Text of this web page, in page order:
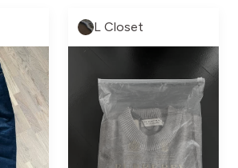
L Closet